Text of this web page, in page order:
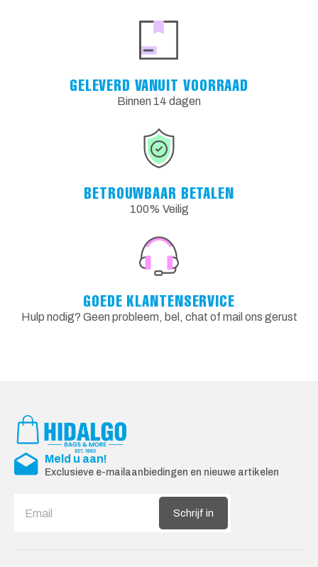
GELEVERD VANUIT VOORRAAD
Binnen 14 dagen
BETROUWBAAR BETALEN
100% Veilig
GOEDE KLANTENSERVICE
Hulp nodig? Geen probleem, bel, chat of mail ons gerust
Meld u aan!
Exclusieve e-mailaanbiedingen en nieuwe artikelen
Schrijf in